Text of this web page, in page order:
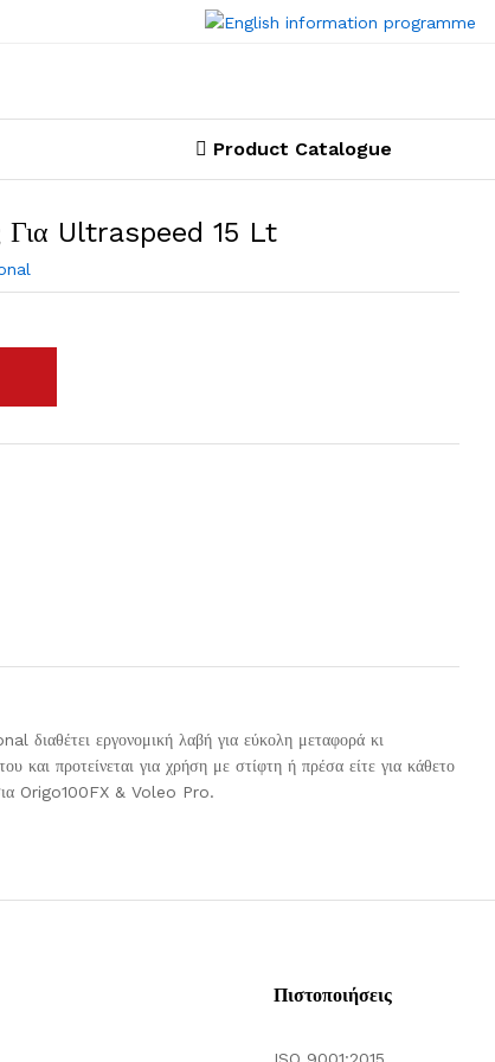
Product Catalogue
Για Ultraspeed 15 Lt
διαθέτει εργονομική λαβή για εύκολη μεταφορά κι
και προτείνεται για χρήση με στίφτη ή πρέσα είτε για κάθετο
Origo100FX & Voleo Pro.
Πιστοποιήσεις
ISO 9001:2015